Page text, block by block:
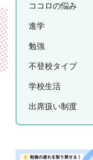
ココロの悩み
進学
勉強
不登校タイプ
学校生活
出席扱い制度